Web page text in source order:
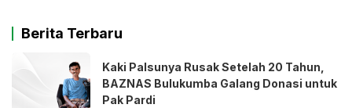
Berita Terbaru
Kaki Palsunya Rusak Setelah 20 Tahun,
BAZNAS Bulukumba Galang Donasi untuk
Pak Pardi